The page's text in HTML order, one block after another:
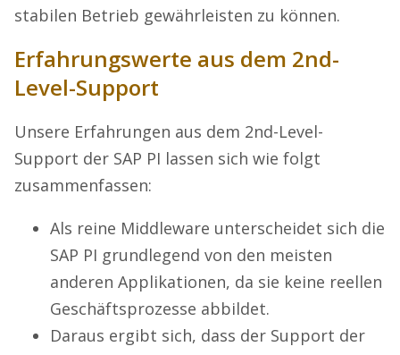
stabilen Betrieb gewährleisten zu können.
Erfahrungswerte aus dem 2nd-
Level-Support
Unsere Erfahrungen aus dem 2nd-Level-
Support der SAP PI lassen sich wie folgt
zusammenfassen:
Als reine Middleware unterscheidet sich die
SAP PI grundlegend von den meisten
anderen Applikationen, da sie keine reellen
Geschäftsprozesse abbildet.
Daraus ergibt sich, dass der Support der